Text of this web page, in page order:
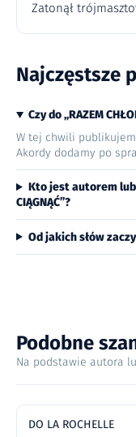
Zatonął
Najczęstsze
Czy do „RAZEM
W tej chwili
Akordy dodamy po
Kto jest autorem lub
CIĄGNĄĆ”?
Od jakich słów
Podobne
Na podstawie autora
DO LA ROCHELLE